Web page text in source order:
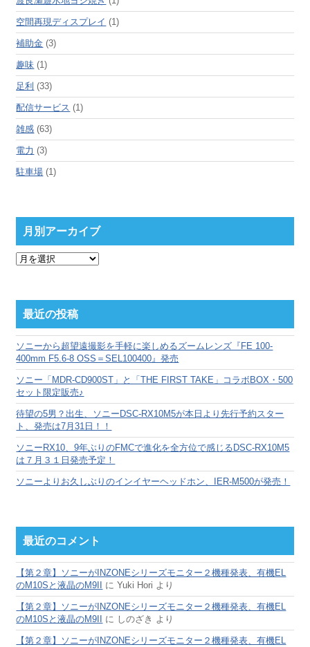
空間再現ディスプレイ (1)
補助金 (3)
趣味 (1)
足利 (33)
配信サービス (1)
雑感 (63)
電力 (3)
駐車場 (1)
月別アーカイブ
月
ー
カ
ブ
最近の投稿
ソニーから超望遠撮影を手軽に楽しめるズームレンズ『FE 100-
400mm F5.6-8 OSS＝SEL100400』発売
ソニー「MDR-CD900ST」と「THE FIRST TAKE」コラボBOX・500
セット限定販売♪
待望の5男？出生、ソニーDSC-RX10M5が本日より先行予約スター
ト、発売は7月31日！！
ソニーRX10、9年ぶりのFMCで進化を全方位で感じるDSC-RX10M5
は７月３１日発売予定！
ソニーよりお久しぶりのインイヤーヘッドホン、IER-M500が発売！
最近のコメント
【第２章】ソニーがINZONEシリーズモニター２機種発表、有機EL
のM10Sと液晶のM9II
にYuki Hori より
【第２章】ソニーがINZONEシリーズモニター２機種発表、有機EL
のM10Sと液晶のM9II
に しのざき より
【第２章】ソニーがINZONEシリーズモニター２機種発表、有機EL